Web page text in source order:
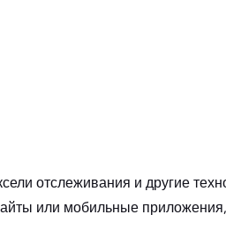
отслеживания и другие
или мобильные